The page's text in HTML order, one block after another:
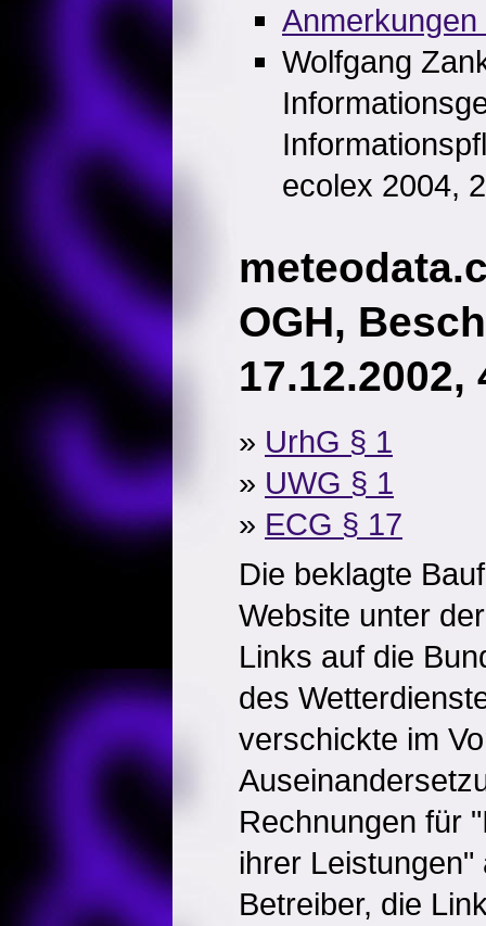
Wolfgang
ecolex 2004,
OGH,
17.12.2002,
» UrhG § 1
» UWG § 1
» ECG § 17
Die beklagte
Website unter
Links auf die
des
verschickte im
Rechnungen für
ihrer
Betreiber, die